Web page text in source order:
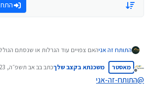
התותח זה אניהאם צפויים עוד הגרלות או שנסתם
מנותק
מאסטר משכנתא בקצב שלךכתב בב אב תשפ״ה, 17:23
נערך לאחרונה על ידי
@התותח-זה-אני